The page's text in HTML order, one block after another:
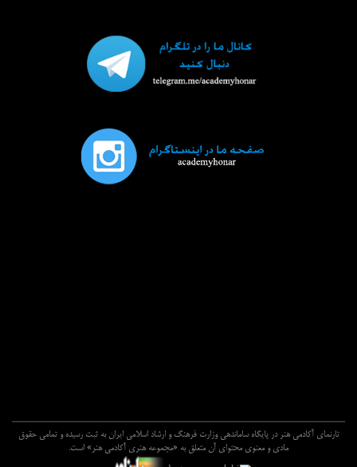
تارنماي آکادمي هنر در پايگاه ساماندهي وزارت فرهنگ و ارشاد اسلامي ايران به ثبت رسيده و تمامي حقوق
مادي و معنوي محتواي آن متعلق به «مجموعه هنري آکادمي هنر» است.